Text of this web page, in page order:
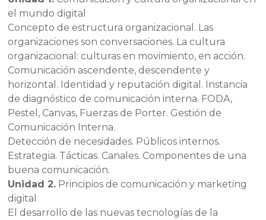
el mundo digital
Concepto de estructura organizacional. Las
organizaciones son conversaciones. La cultura
organizacional: culturas en movimiento, en acción.
Comunicación ascendente, descendente y
horizontal. Identidad y reputación digital. Instancia
de diagnóstico de comunicación interna. FODA,
Pestel, Canvas, Fuerzas de Porter. Gestión de
Comunicación Interna.
Detección de necesidades. Públicos internos.
Estrategia. Tácticas. Canales. Componentes de una
buena comunicación.
Unidad 2. Principios de comunicación y marketing
digital
El desarrollo de las nuevas tecnologías de la